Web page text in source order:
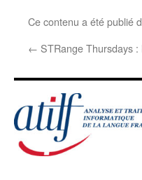
Ce contenu a été publié
← STRange Thursdays